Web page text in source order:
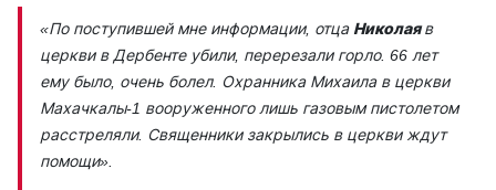
«По поступившей мне информации, отца Николаяв
церкви в Дербенте убили, перерезали горло. 66 лет
ему было, очень болел. Охранника Михаила в церкви
Махачкалы-1 вооруженного лишь газовым пистолетом
расстреляли. Священники закрылись в церкви ждут
помощи».